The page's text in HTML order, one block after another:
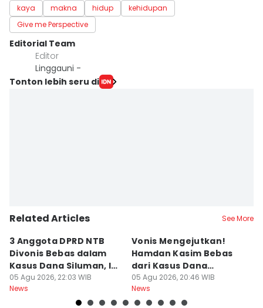
kaya makna hidup
kehidupan
Give me Perspective
Editorial Team
Editor
Linggauni -
Tonton lebih seru di
Related Articles See More
3 Anggota DPRD NTB
Divonis Bebas dalam
Kasus Dana Siluman, Ini
Respons JPU
05 Agu 2026, 22:03 WIB
News
Vonis Mengejutkan!
Hamdan Kasim Bebas
dari Kasus Dana
Siluman DPRD NTB
05 Agu 2026, 20:46 WIB
News